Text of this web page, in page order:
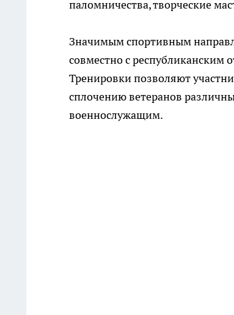
паломничества, творческие
Значимым спортивным
совместно с республиканским
Тренировки позволяют
сплочению ветеранов
военнослужащим.